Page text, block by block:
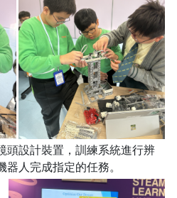
頭設計裝置，訓練系統進行辨
人完成指定的任務。